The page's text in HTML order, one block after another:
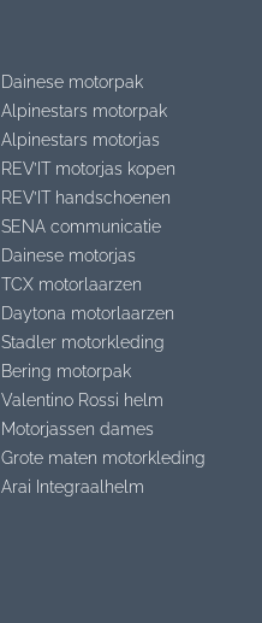
Dainese motorpak
Alpinestars motorpak
Alpinestars motorjas
REV’IT motorjas kopen
REV’IT handschoenen
SENA communicatie
Dainese motorjas
TCX motorlaarzen
Daytona motorlaarzen
Stadler motorkleding
Bering motorpak
Valentino Rossi helm
Motorjassen dames
Grote maten motorkleding
Arai Integraalhelm